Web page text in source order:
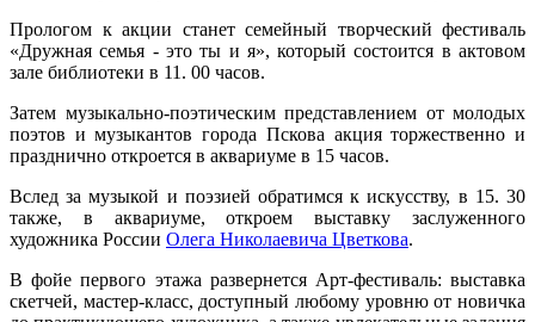
Прологом к акции станет семейный творческий фестиваль
«Дружная семья - это ты и я», который состоится в актовом
зале библиотеки в 11. 00 часов.
Затем музыкально-поэтическим представлением от молодых
поэтов и музыкантов города Пскова акция торжественно и
празднично откроется в аквариуме в 15 часов.
Вслед за музыкой и поэзией обратимся к искусству, в 15. 30
также, в аквариуме, откроем выставку заслуженного
художника России Олега Николаевича Цветкова.
В фойе первого этажа развернется Арт-фестиваль: выставка
скетчей, мастер-класс, доступный любому уровню от новичка